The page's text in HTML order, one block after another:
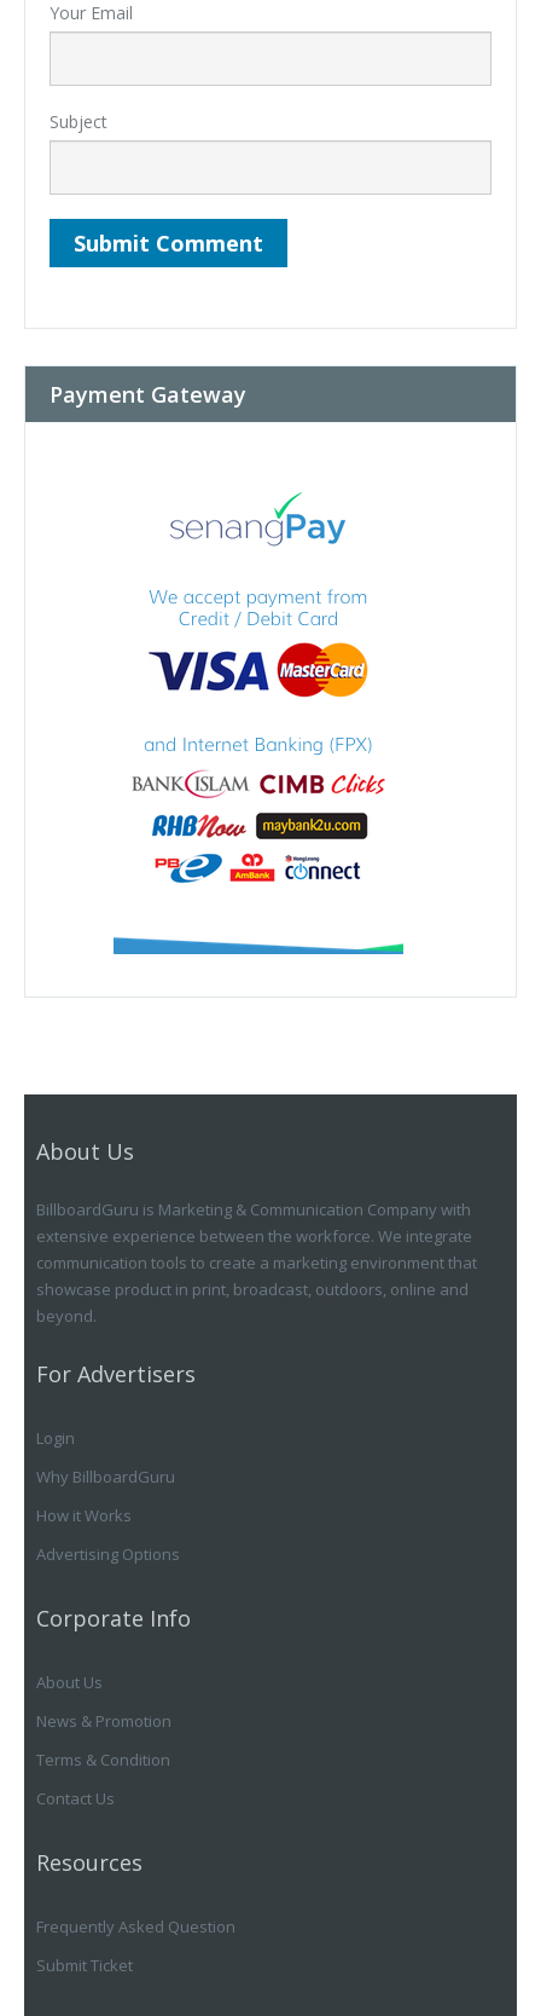
Your Email
Subject
Payment Gateway
About Us
BillboardGuru is Marketing & Communication Company with
extensive experience between the workforce. We integrate
communication tools to create a marketing environment that
showcase product in print, broadcast, outdoors, online and
beyond.
For Advertisers
Login
Why BillboardGuru
How it Works
Advertising Options
Corporate Info
About Us
News & Promotion
Terms & Condition
Contact Us
Resources
Frequently Asked Question
Submit Ticket